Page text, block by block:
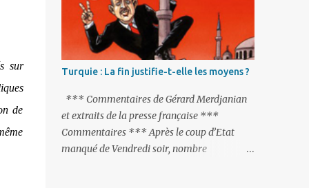
sur
de
Turquie : La fin justifie-t-elle les moyens ?
*** Commentaires de Gérard Merdjanian
et extraits de la presse française ***
Commentaires *** Après le coup d’Etat
manqué de Vendredi soir, nombre